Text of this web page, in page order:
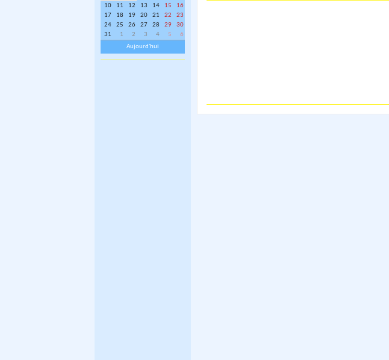
10
11 12 13 14 15
16
17
18 19 20 21 22
23
24
25 26 27 28 29
30
31
1 2 3 4 5
6
Aujourd'hui